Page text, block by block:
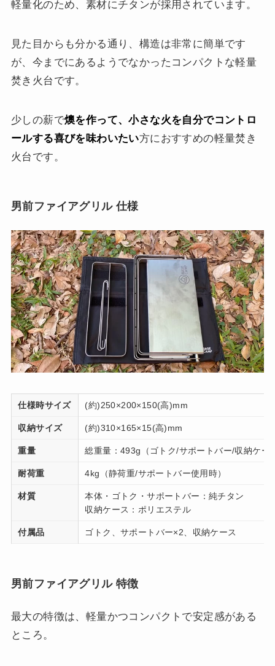
軽量化のため、素材にチタンが採用されています。
見た目からも分かる通り、構造は非常に簡単です
が、今までにあるようでなかったコンパクトな軽量
焚き火台です。
少しの薪で燠を作って、小さな火を自分でコントロ
ールする喜びを味わいたい方におすすめの軽量焚き
火台です。
男前ファイアグリル 仕様
仕様時サイズ (約)250×200×150(高)mm
収納サイズ (約)310×165×15(高)mm
重量 総重量：493g（ゴトク/サポートバー/収納ケー
耐荷重 4kg（静荷重/サポートバー使用時）
材質
本体・ゴトク・サポートバー：純チタン
収納ケース：ポリエステル
付属品 ゴトク、サポートバー×2、収納ケース
男前ファイアグリル 特徴
最大の特徴は、軽量かつコンパクトで安定感がある
ところ。